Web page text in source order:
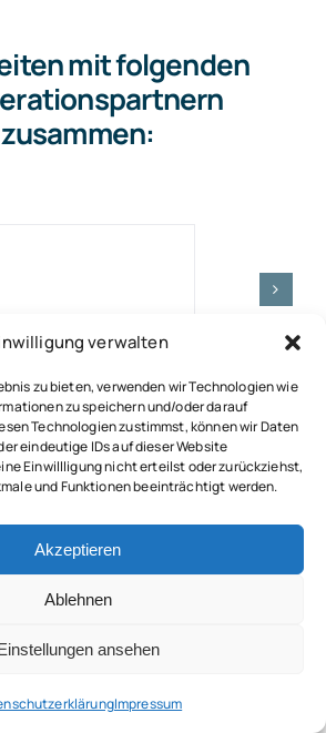
verwalten
zu bieten, verwenden wir Technologien wie
zu speichern und/oder darauf
Technologien zustimmst, können wir Daten
eindeutige IDs auf dieser Website
Einwillligung nicht erteilst oder zurückziehst,
und Funktionen beeinträchtigt werden.
Akzeptieren
Ablehnen
ansehen
Impressum
mit folgenden
zusammen:
1A PflegeMAX 24h GmbH
IImpressum
Nach oben